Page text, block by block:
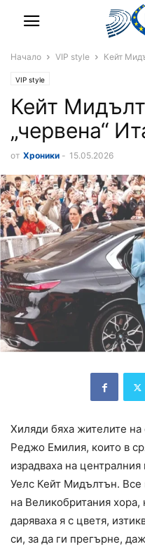
Начало VIP style Кейт
VIP style
Кейт
„червена“
от Хроники - 15.05.2026
Хиляди бяха жителите на
Реджо Емилия, които в
израдваха на
Уелс Кейт Мидълтън.
на Великобритания хора,
даряваха я с цветя,
си, за да ги прегърне,